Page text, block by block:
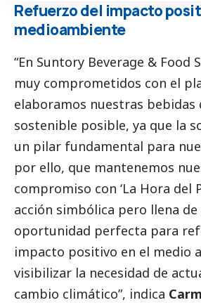
Refuerzo del impacto
medioambiente
“En Suntory Beverage & Food
muy comprometidos con el
elaboramos nuestras bebidas
sostenible posible, ya que la
un pilar fundamental para
por ello, que mantenemos
compromiso con ‘La Hora del
acción simbólica pero llena
oportunidad perfecta para
impacto positivo en el medio
visibilizar la necesidad de
cambio climático”, indica